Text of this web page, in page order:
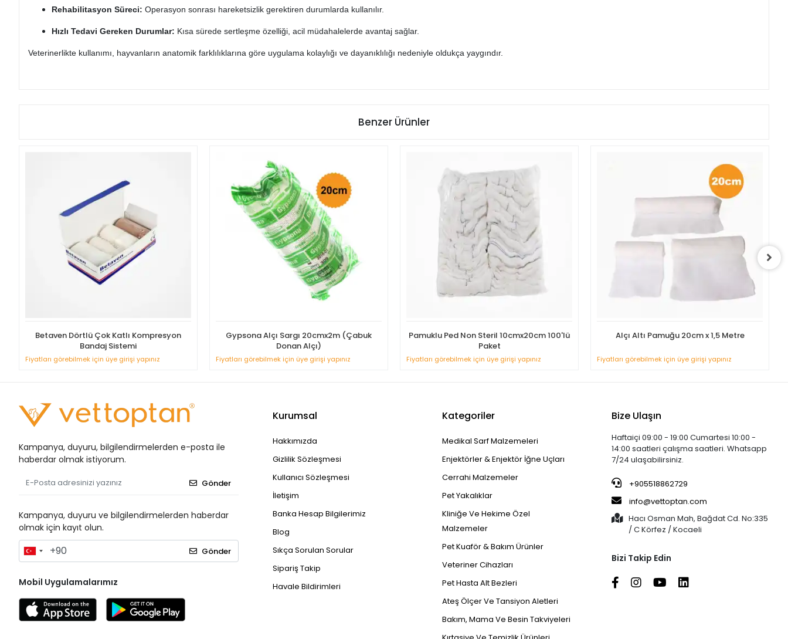
Rehabilitasyon Süreci: Operasyon sonrası hareketsizlik gerektiren durumlarda kullanılır.
Hızlı Tedavi Gereken Durumlar: Kısa sürede sertleşme özelliği, acil müdahalelerde avantaj sağlar.
Veterinerlikte kullanımı, hayvanların anatomik farklılıklarına göre uygulama kolaylığı ve dayanıklılığı nedeniyle oldukça yaygındır.
Benzer Ürünler
Betaven Dörtlü Çok Katlı Kompresyon
Bandaj Sistemi
Fiyatları görebilmek için üye girişi yapınız
Gypsona Alçı Sargı 20cmx2m (Çabuk
Donan Alçı)
Fiyatları görebilmek için üye girişi yapınız
Pamuklu Ped Non Steril 10cmx20cm 100'lü
Paket
Fiyatları görebilmek için üye girişi yapınız
Alçı Altı Pamuğu 20cm x 1,5 Metre
Fiyatları görebilmek için üye girişi yapınız
Kampanya, duyuru, bilgilendirmelerden e-posta ile
haberdar olmak istiyorum.
Gönder
Kampanya, duyuru ve bilgilendirmelerden haberdar
olmak için kayıt olun.
Gönder
Mobil Uygulamalarımız
Kurumsal
Hakkımızda
Gizlilik Sözleşmesi
Kullanıcı Sözleşmesi
İletişim
Banka Hesap Bilgilerimiz
Blog
Sıkça Sorulan Sorular
Sipariş Takip
Havale Bildirimleri
Kategoriler
Medikal Sarf Malzemeleri
Enjektörler & Enjektör İğne Uçları
Cerrahi Malzemeler
Pet Yakalıklar
Kliniğe Ve Hekime Özel
Malzemeler
Pet Kuaför & Bakım Ürünler
Veteriner Cihazları
Pet Hasta Alt Bezleri
Ateş Ölçer Ve Tansiyon Aletleri
Bakım, Mama Ve Besin Takviyeleri
Bize Ulaşın
Haftaiçi 09:00 - 19:00 Cumartesi 10:00 -
14:00 saatleri çalışma saatleri. Whatsapp
7/24 ulaşabilirsiniz.
+905518862729
info@vettoptan.com
Hacı Osman Mah, Bağdat Cd. No:335
/ C Körfez / Kocaeli
Bizi Takip Edin